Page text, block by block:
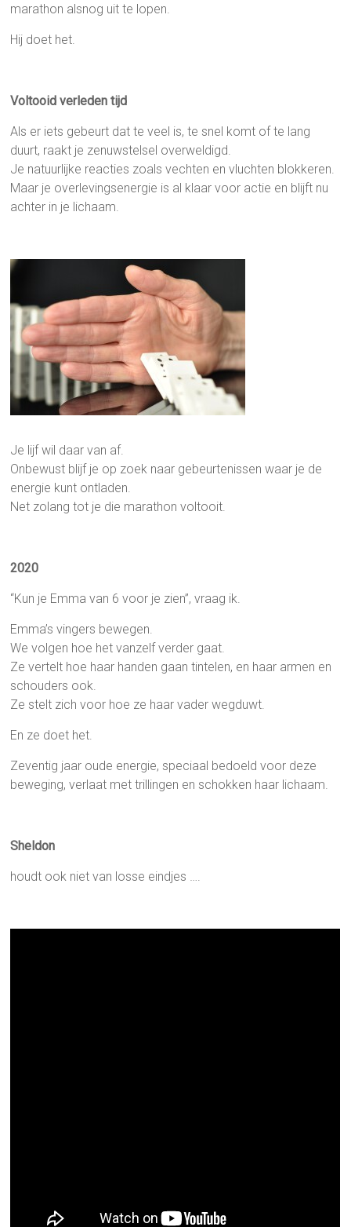
marathon alsnog uit te lopen.
Hij doet het.
Voltooid verleden tijd
Als er iets gebeurt dat te veel is, te snel komt of te lang
duurt, raakt je zenuwstelsel overweldigd.
Je natuurlijke reacties zoals vechten en vluchten blokkeren.
Maar je overlevingsenergie is al klaar voor actie en blijft nu
achter in je lichaam.
Je lijf wil daar van af.
Onbewust blijf je op zoek naar gebeurtenissen waar je de
energie kunt ontladen.
Net zolang tot je die marathon voltooit.
2020
“Kun je Emma van 6 voor je zien”, vraag ik.
Emma’s vingers bewegen.
We volgen hoe het vanzelf verder gaat.
Ze vertelt hoe haar handen gaan tintelen, en haar armen en
schouders ook.
Ze stelt zich voor hoe ze haar vader wegduwt.
En ze doet het.
Zeventig jaar oude energie, speciaal bedoeld voor deze
beweging, verlaat met trillingen en schokken haar lichaam.
Sheldon
houdt ook niet van losse eindjes ….